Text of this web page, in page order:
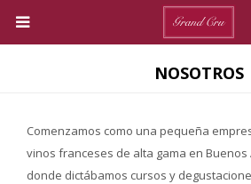

NOSOTROS
Comenzamos como una pequeña
vinos franceses de alta gama en Buenos
donde dictábamos cursos y